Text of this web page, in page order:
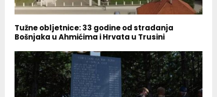
Tužne obljetnice: 33 godine od stradanja
Bošnjaka u Ahmićima i Hrvata u Trusini